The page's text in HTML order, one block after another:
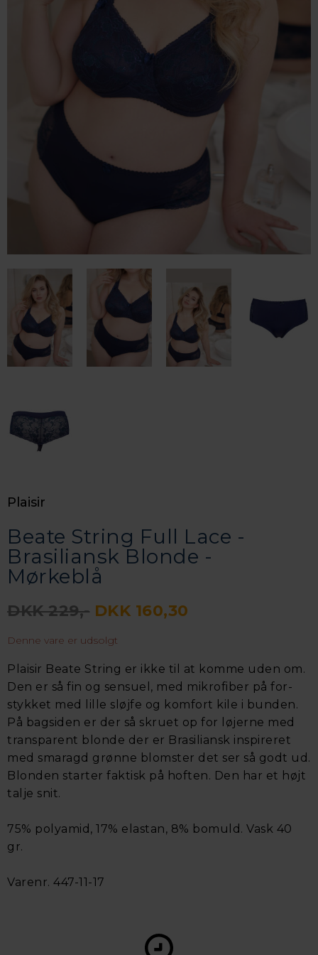
Plaisir
Beate String Full Lace -
Brasiliansk Blonde -
Mørkeblå
DKK 229,- DKK 160,30
Denne vare er udsolgt
Plaisir Beate String er ikke til at komme uden om.
Den er så fin og sensuel, med mikrofiber på for-
stykket med lille sløjfe og komfort kile i bunden.
På bagsiden er der så skruet op for løjerne med
transparent blonde der er Brasiliansk inspireret
med smaragd grønne blomster det ser så godt ud.
Blonden starter faktisk på hoften. Den har et højt
talje snit.
75% polyamid, 17% elastan, 8% bomuld. Vask 40
gr.
Varenr. 447-11-17